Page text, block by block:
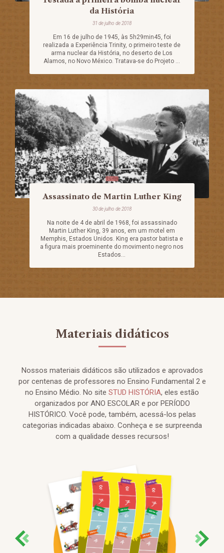
da História
31 de julho de 2018
Em 16 de julho de 1945, às 5h29min45, foi
realizada a Experiência Trinity, o primeiro teste de
arma nuclear da História, no deserto de Los
Alamos, no Novo México. Tratava-se do Projeto ...
Assassinato de Martin Luther King
30 de julho de 2018
Na noite de 4 de abril de 1968, foi assassinado
Martin Luther King, 39 anos, em um motel em
Memphis, Estados Unidos. King era pastor batista e
a figura mais proeminente do movimento negro nos
Estados...
Materiais didáticos
Nossos materiais didáticos são utilizados e aprovados
por centenas de professores no Ensino Fundamental 2 e
no Ensino Médio. No site STUD HISTÓRIA, eles estão
organizados por ANO ESCOLAR e por PERÍODO
HISTÓRICO. Você pode, também, acessá-los pelas
categorias indicadas abaixo. Conheça e se surpreenda
com a qualidade desses recursos!